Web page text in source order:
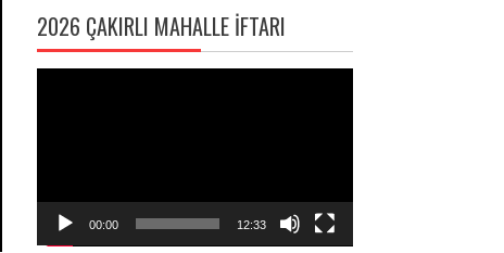
2026 ÇAKIRLI MAHALLE İFTARI
00:00 12:33